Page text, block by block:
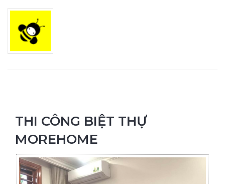
THI CÔNG BIỆT THỰ
MOREHOME